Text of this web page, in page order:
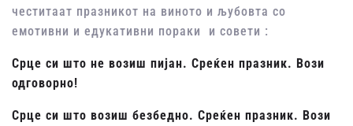
честитаат празникот на виното и љубовта со
емотивни и едукативни пораки и совети :
Срце си што не возиш пијан. Среќен празник. Вози
одговорно!
Срце си што возиш безбедно. Среќен празник. Вози